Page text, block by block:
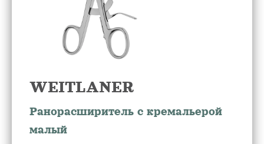
WEITLANER
Ранорасширитель с кремальерой
малый